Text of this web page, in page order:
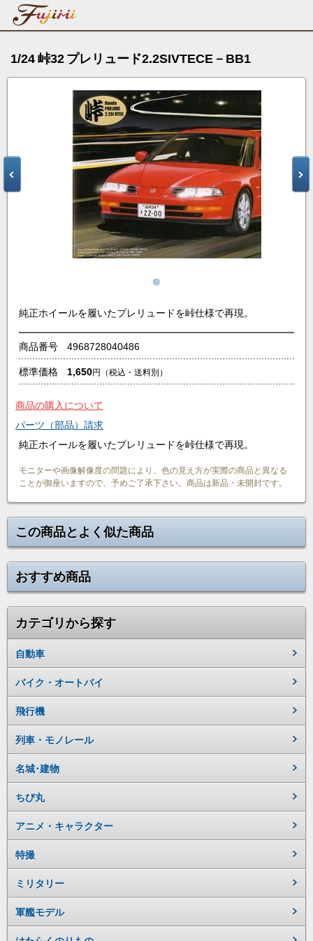
1/24 峠32 プレリュード2.2SIVTECE－BB1
純正ホイールを履いたプレリュードを峠仕様で再現。
商品番号 4968728040486
標準価格 1,650円 （税込・送料別）
商品の購入について
パーツ（部品）請求
純正ホイールを履いたプレリュードを峠仕様で再現。
モニターや画像解像度の問題により、色の見え方が実際の商品と異なる
ことが御座いますので、予めご了承下さい。商品は新品・未開封です。
この商品とよく似た商品
おすすめ商品
カテゴリから探す
自動車
バイク・オートバイ
飛行機
列車・モノレール
名城･建物
ちび丸
アニメ・キャラクター
特撮
ミリタリー
軍艦モデル